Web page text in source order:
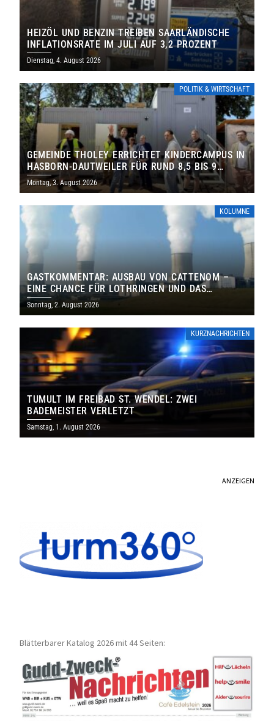
HEIZÖL UND BENZIN TREIBEN SAARLÄNDISCHE
INFLATIONSRATE IM JULI AUF 3,2 PROZENT
Dienstag, 4. August 2026
POLITIK & WIRTSCHAFT
GEMEINDE THOLEY ERRICHTET KINDERCAMPUS IN
HASBORN-DAUTWEILER FÜR RUND 8,5 BIS 9
MILLIONEN EURO
Montag, 3. August 2026
KOLUMNE
GASTKOMMENTAR: AUSBAU VON CATTENOM –
EINE CHANCE FÜR LOTHRINGEN UND DAS
SAARLAND
Sonntag, 2. August 2026
KURZNACHRICHTEN
TUMULT IM FREIBAD ST. WENDEL: ZWEI
BADEMEISTER VERLETZT
Samstag, 1. August 2026
ANZEIGEN
Blätterbarer Katalog 2026 mit 44 Seiten: